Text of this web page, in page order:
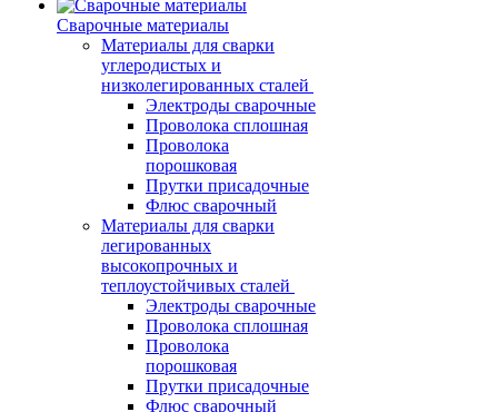
Сварочные материалы
Материалы для сварки
углеродистых и
низколегированных сталей
Электроды сварочные
Проволока сплошная
Проволока
порошковая
Прутки присадочные
Флюс сварочный
Материалы для сварки
легированных
высокопрочных и
теплоустойчивых сталей
Электроды сварочные
Проволока сплошная
Проволока
порошковая
Прутки присадочные
Флюс сварочный